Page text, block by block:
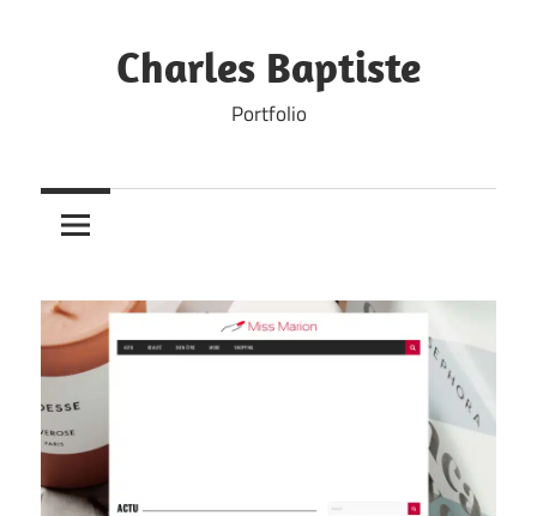
Charles Baptiste
Portfolio